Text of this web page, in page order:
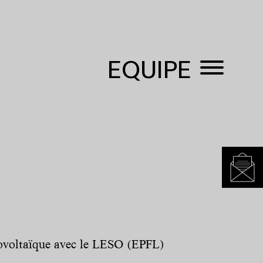
EQUIPE
avec le LESO (EPFL)